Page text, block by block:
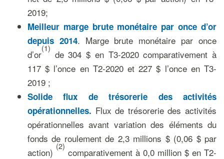
2019;
Meilleur marge brute monétaire par once d’or
depuis 2014. Marge brute monétaire par once
d’or
(1)
de 304 $ en T3-2020 comparativement à
117 $ l’once en T2-2020 et 227 $ l’once en T3-
2019 ;
Solide flux de trésorerie des activités
opérationnelles. Flux de trésorerie des activités
opérationnelles avant variation des éléments du
fonds de roulement de 2,3 millions $ (0,06 $ par
action)
(2)
comparativement à 0,0 million $ en T2-